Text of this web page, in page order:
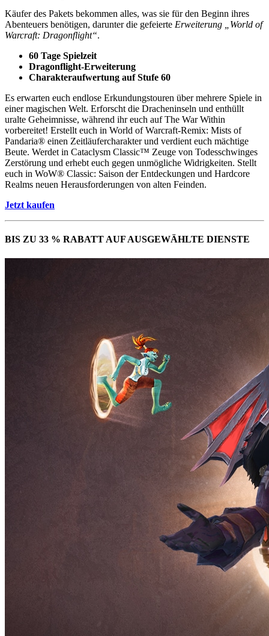
Käufer des Pakets bekommen alles, was sie für den Beginn ihres
Abenteuers benötigen, darunter die gefeierte Erweiterung „World of
Warcraft: Dragonflight“.
60 Tage Spielzeit
Dragonflight-Erweiterung
Charakteraufwertung auf Stufe 60
Es erwarten euch endlose Erkundungstouren über mehrere Spiele in
einer magischen Welt. Erforscht die Dracheninseln und enthüllt
uralte Geheimnisse, während ihr euch auf The War Within
vorbereitet! Erstellt euch in World of Warcraft-Remix: Mists of
Pandaria® einen Zeitläufercharakter und verdient euch mächtige
Beute. Werdet in Cataclysm Classic™ Zeuge von Todesschwinges
Zerstörung und erhebt euch gegen unmögliche Widrigkeiten. Stellt
euch in WoW® Classic: Saison der Entdeckungen und Hardcore
Realms neuen Herausforderungen von alten Feinden.
Jetzt kaufen
BIS ZU 33 % RABATT AUF AUSGEWÄHLTE DIENSTE